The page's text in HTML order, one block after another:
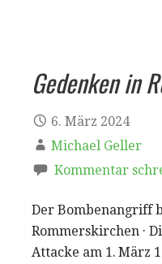
Gedenken in
6. März 2024
Michael Geller
Kommentar
Der Bombenangriff
Rommerskirchen ·
Attacke am 1. März